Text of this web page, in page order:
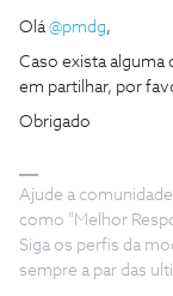
Olá@pmdg,
Caso exista alguma
em partilhar, por
Obrigado
Ajude a
como "Melhor
Siga os perfis da
sempre a par das